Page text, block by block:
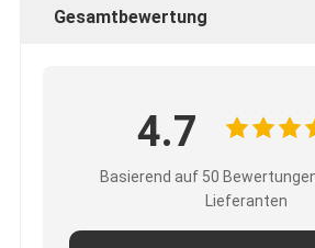
Gesamtbewertung
4.7
Basierend auf 50
Lieferanten